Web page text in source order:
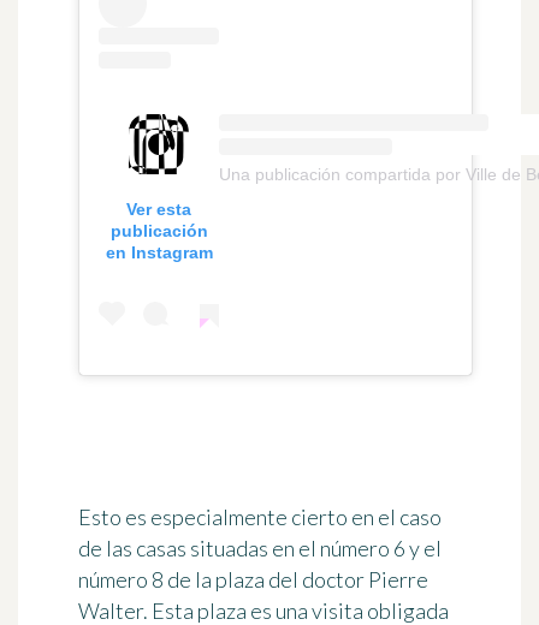
Ver esta
publicación
en Instagram
Una publicación compartida por Ville de
Esto es especialmente cierto en el caso
de las casas situadas en el número 6 y el
número 8 de la plaza del doctor Pierre
Walter. Esta plaza es una visita obligada